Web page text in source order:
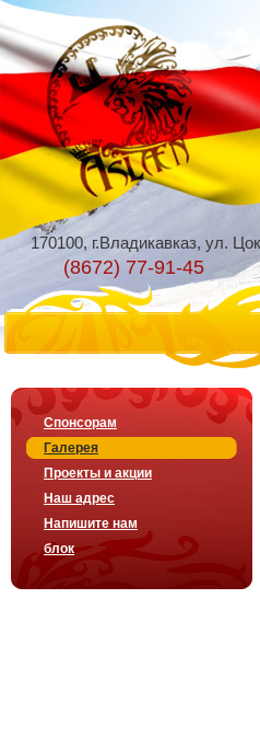
170100, г.Владикавказ, ул.
(8672) 77-91-45
Спонсорам
Галерея
Проекты и акции
Наш адрес
Напишите нам
блок